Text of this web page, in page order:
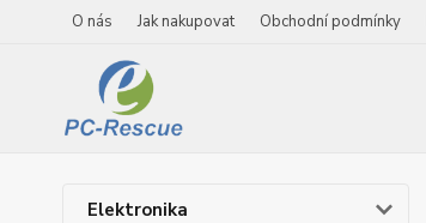
O nás Jak nakupovat Obchodní podmínky
Elektronika